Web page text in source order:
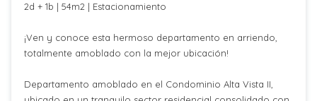
2d + 1b | 54m2 | Estacionamiento
¡Ven y conoce esta hermoso departamento en arriendo,
totalmente amoblado con la mejor ubicación!
Departamento amoblado en el Condominio Alta Vista II,